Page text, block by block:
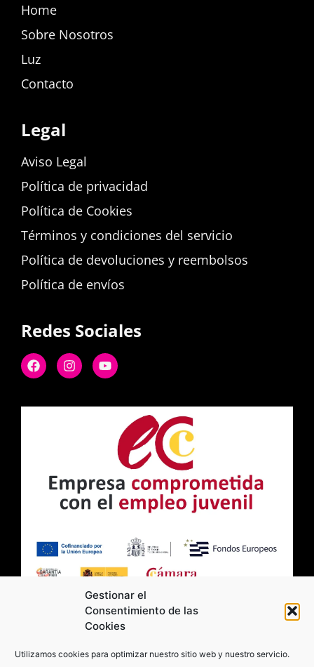
Gestionar el
Consentimiento de las
Cookies
Utilizamos cookies para optimizar nuestro sitio web y nuestro servicio.
Home
Sobre Nosotros
Luz
Contacto
Legal
Aviso Legal
Política de privacidad
Política de Cookies
Términos y condiciones del servicio
Política de devoluciones y reembolsos
Política de envíos
Redes Sociales
2026 Moviltick technologies. Todos los